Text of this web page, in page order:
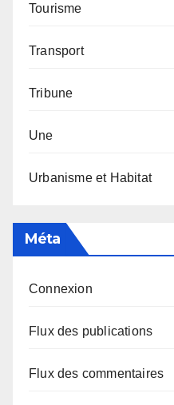
Tourisme
Transport
Tribune
Une
Urbanisme et Habitat
Méta
Connexion
Flux des publications
Flux des commentaires